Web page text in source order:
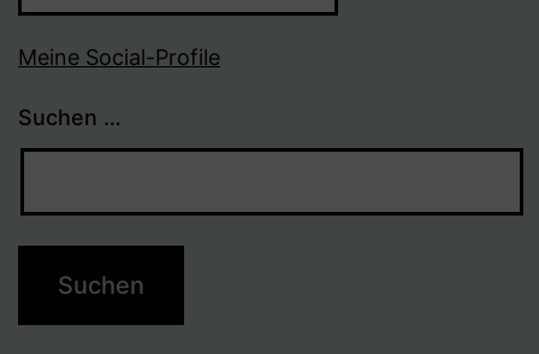
Meine Social-Profile
Suchen …